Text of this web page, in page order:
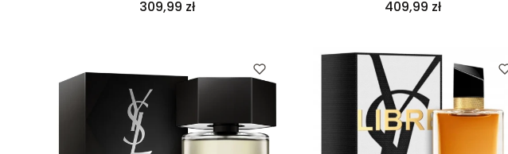
Cena
309,99 zł
Cena
409,99 zł